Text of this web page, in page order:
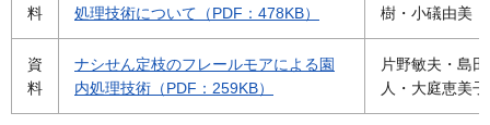
料
処理技術について（PDF：478KB）
樹・小礒由美
資
料
ナシせん定枝のフレールモアによる園
内処理技術（PDF：259KB）
片野敏夫・島
人・大庭恵美子